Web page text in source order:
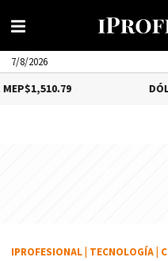
7/8/2026
IPROFESIONAL TECNOLOGÍA